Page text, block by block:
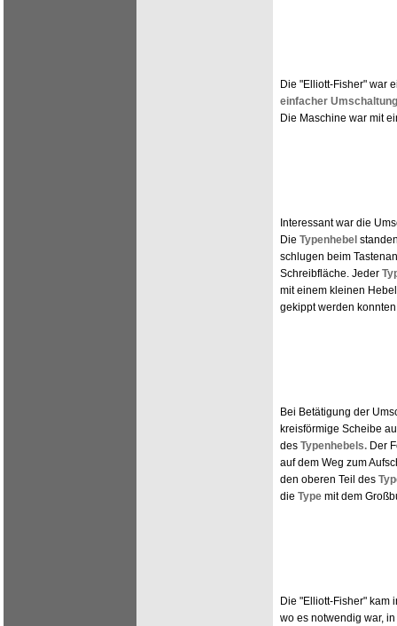
Die "Elliott-Fisher" war
einfacher
Die Maschine war mit
Interessant war die
Die Typenhebel
schlugen beim
Schreibfläche. Jeder
mit einem kleinen
gekippt werden
Bei Betätigung der
kreisförmige Scheibe
des Typenhebels. Der
auf dem Weg zum
den oberen Teil des
die Type mit dem
Die "Elliott-Fisher" kam
wo es notwendig war,